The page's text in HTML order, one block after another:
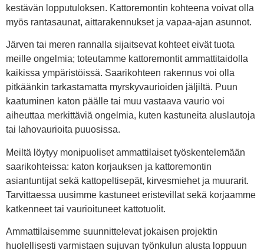
kestävän lopputuloksen. Kattoremontin kohteena voivat olla
myös rantasaunat, aittarakennukset ja vapaa-ajan asunnot.
Järven tai meren rannalla sijaitsevat kohteet eivät tuota
meille ongelmia; toteutamme kattoremontit ammattitaidolla
kaikissa ympäristöissä. Saarikohteen rakennus voi olla
pitkäänkin tarkastamatta myrskyvaurioiden jäljiltä. Puun
kaatuminen katon päälle tai muu vastaava vaurio voi
aiheuttaa merkittäviä ongelmia, kuten kastuneita aluslautoja
tai lahovaurioita puuosissa.
Meiltä löytyy monipuoliset ammattilaiset työskentelemään
saarikohteissa: katon korjauksen ja kattoremontin
asiantuntijat sekä kattopeltisepät, kirvesmiehet ja muurarit.
Tarvittaessa uusimme kastuneet eristevillat sekä korjaamme
katkenneet tai vaurioituneet kattotuolit.
Ammattilaisemme suunnittelevat jokaisen projektin
huolellisesti varmistaen sujuvan työnkulun alusta loppuun